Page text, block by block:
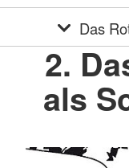
Das
2.
als